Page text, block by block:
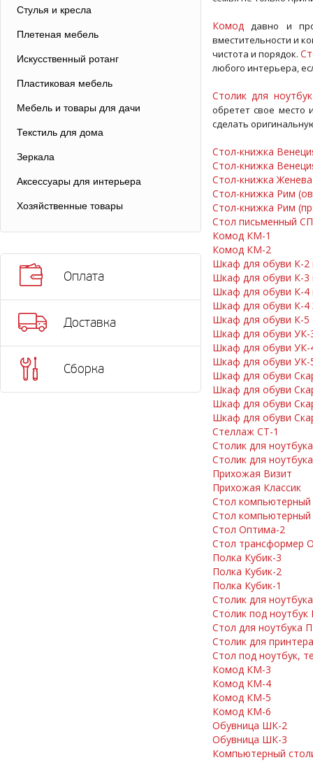
Стулья и кресла
Плетеная мебель
Искусственный ротанг
Пластиковая мебель
Мебель и товары для дачи
Текстиль для дома
Зеркала
Аксессуары для интерьера
Хозяйственные товары
Оплата
Доставка
Сборка
Комод давно и
вместительности и
чистота и порядок.
любого интерьера,
Столик для
обретет свое место
сделать
Стол-книжка
Стол-книжка
Стол-книжка
Стол-книжка Рим
Стол-книжка Рим
Стол письменный
Комод КМ-1
Комод КМ-2
Шкаф для обуви К-2
Шкаф для обуви К-3
Шкаф для обуви К-4
Шкаф для обуви К-4
Шкаф для обуви К-5
Шкаф для обуви
Шкаф для обуви
Шкаф для обуви
Шкаф для обуви
Шкаф для обуви
Шкаф для обуви
Шкаф для обуви
Стеллаж СТ-1
Столик для
Столик для
Прихожая Визит
Прихожая Классик
Стол
Стол
Стол Оптима-2
Стол трансформер
Полка Кубик-3
Полка Кубик-2
Полка Кубик-1
Столик для
Столик под
Стол для ноутбука
Столик для
Стол под ноутбук,
Комод КМ-3
Комод КМ-4
Комод КМ-5
Комод КМ-6
Обувница ШК-2
Обувница ШК-3
Компьютерный